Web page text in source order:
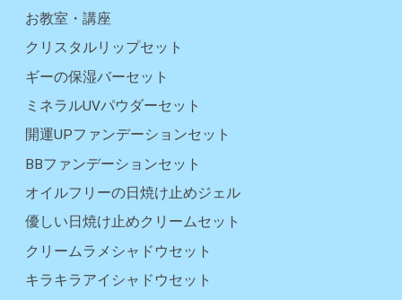
お教室・講座
クリスタルリップセット
ギーの保湿バーセット
ミネラルUVパウダーセット
開運UPファンデーションセット
BBファンデーションセット
オイルフリーの日焼け止めジェル
優しい日焼け止めクリームセット
クリームラメシャドウセット
キラキラアイシャドウセット